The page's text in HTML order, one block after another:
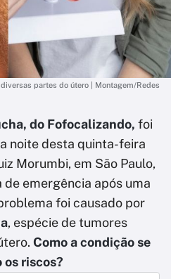
partes do útero | Montagem/Redes
do Fofocalizando, foi
noite desta quinta-feira
Morumbi, em São Paulo,
emergência após uma
foi causado por
, espécie de tumores
Como a condição se
os riscos?